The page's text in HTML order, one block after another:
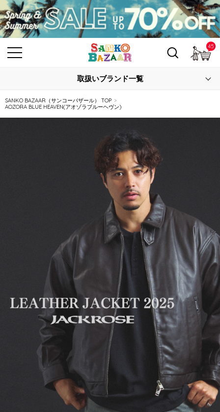
45カ
取扱いブランド一覧
SANKO BAZAAR（サンコーバザール） TOP
AOZORA BLUE HEAVEN(アオゾラブルーヘヴン)